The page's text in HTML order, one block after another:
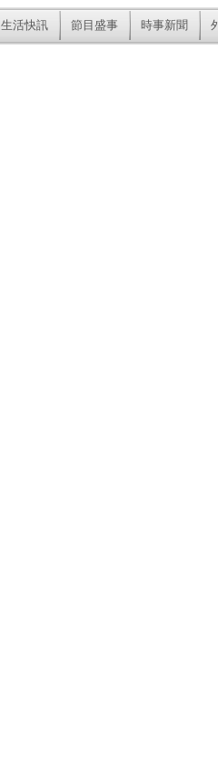
生活快訊 節目盛事 時事新聞